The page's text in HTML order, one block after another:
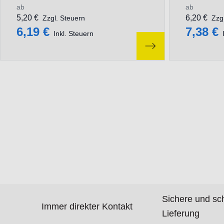
ab
6,19 € Inkl. Steuern
5,20 € Zzgl. Steuern
ab
7,38 €
6,20 €
Immer direkter Kontakt
Sichere und
Lieferung